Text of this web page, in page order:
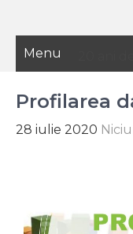
Menu
Profilarea
28 iulie 2020